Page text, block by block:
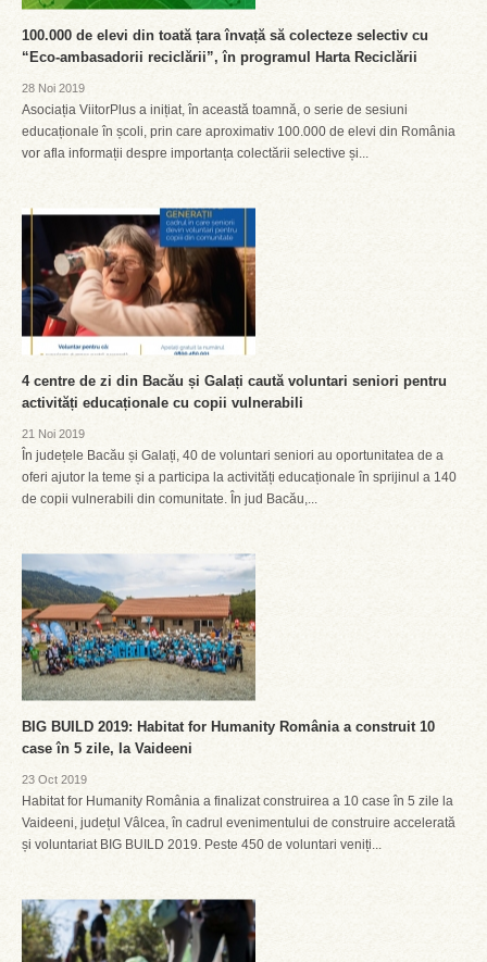
100.000 de elevi din toată țara învață să colecteze selectiv cu
“Eco-ambasadorii reciclării”, în programul Harta Reciclării
28 Noi 2019
Asociația ViitorPlus a inițiat, în această toamnă, o serie de sesiuni
educaționale în școli, prin care aproximativ 100.000 de elevi din România
vor afla informații despre importanța colectării selective și...
4 centre de zi din Bacău și Galați caută voluntari seniori pentru
activități educaționale cu copii vulnerabili
21 Noi 2019
În județele Bacău și Galați, 40 de voluntari seniori au oportunitatea de a
oferi ajutor la teme și a participa la activități educaționale în sprijinul a 140
de copii vulnerabili din comunitate. În jud Bacău,...
BIG BUILD 2019: Habitat for Humanity România a construit 10
case în 5 zile, la Vaideeni
23 Oct 2019
Habitat for Humanity România a finalizat construirea a 10 case în 5 zile la
Vaideeni, județul Vâlcea, în cadrul evenimentului de construire accelerată
și voluntariat BIG BUILD 2019. Peste 450 de voluntari veniți...